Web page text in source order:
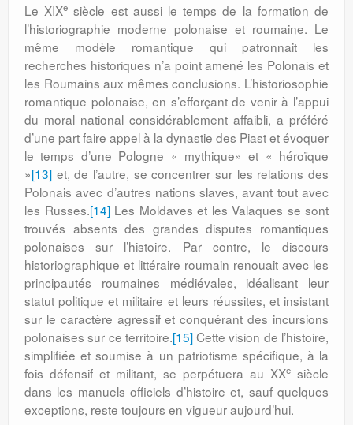
Le XIXe siècle est aussi le temps de la formation de
l’historiographie moderne polonaise et roumaine. Le
même modèle romantique qui patronnait les
recherches historiques n’a point amené les Polonais et
les Roumains aux mêmes conclusions. L’historiosophie
romantique polonaise, en s’efforçant de venir à l’appui
du moral national considérablement affaibli, a préféré
d’une part faire appel à la dynastie des Piast et évoquer
le temps d’une Pologne « mythique» et « héroïque
»[13] et, de l’autre, se concentrer sur les relations des
Polonais avec d’autres nations slaves, avant tout avec
les Russes.[14]Les Moldaves et les Valaques se sont
trouvés absents des grandes disputes romantiques
polonaises sur l’histoire. Par contre, le discours
historiographique et littéraire roumain renouait avec les
princi­pautés roumaines médiévales, idéalisant leur
statut politique et militaire et leurs réussites, et insistant
sur le caractère agressif et conquérant des incursions
polonaises sur ce territoire.[15]Cette vision de l’histoire,
sim­plifiée et soumise à un patriotisme spéci­fique, à la
fois défensif et militant, se perpétuera au XXe siècle
dans les manuels officiels d’histoire et, sauf quelques
excep­tions, reste toujours en vigueur aujourd’hui.